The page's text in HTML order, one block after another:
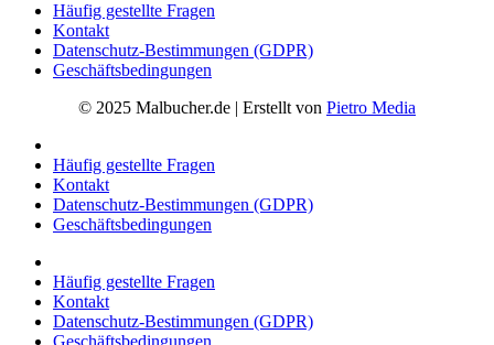
Häufig gestellte Fragen
Kontakt
Datenschutz-Bestimmungen (GDPR)
Geschäftsbedingungen
© 2025 Malbucher.de | Erstellt von Pietro Media
Häufig gestellte Fragen
Kontakt
Datenschutz-Bestimmungen (GDPR)
Geschäftsbedingungen
Häufig gestellte Fragen
Kontakt
Datenschutz-Bestimmungen (GDPR)